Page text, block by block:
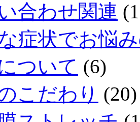
合わせ関連
症状でお悩
ついて (6)
こだわり (20)